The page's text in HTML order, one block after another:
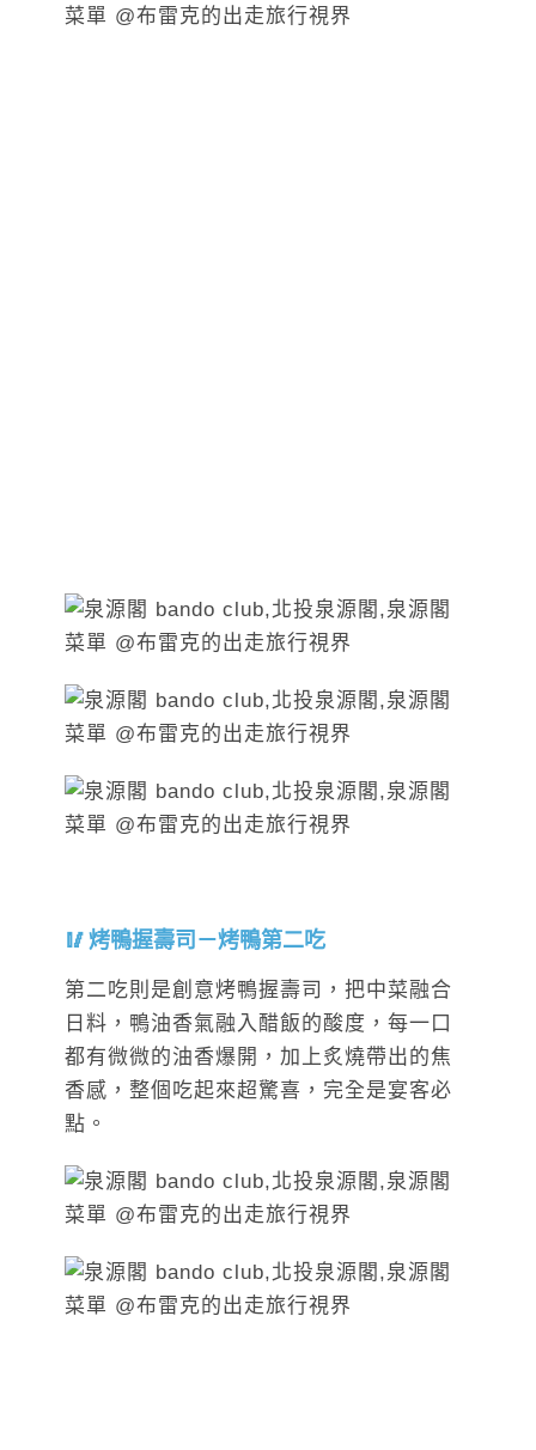
烤鴨握壽司－烤鴨第二吃
第二吃則是創意烤鴨握壽司，把中菜融合
日料，鴨油香氣融入醋飯的酸度，每一口
都有微微的油香爆開，加上炙燒帶出的焦
香感，整個吃起來超驚喜，完全是宴客必
點。